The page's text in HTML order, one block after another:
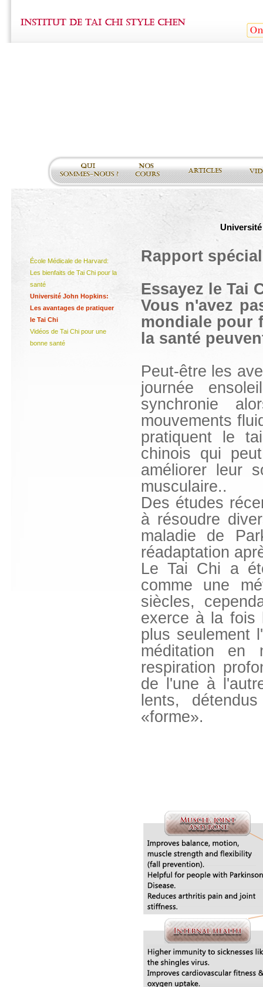
École Médicale de Harvard:
Les bienfaits de Tai Chi pour la
santé
Université John Hopkins:
Les avantages de pratiquer
le Tai Chi
Vidéos de Tai Chi pour une
bonne santé
Rapport
Essayez le Tai
Vous n'avez
mondiale pour
la santé
Peut-être les
journée
synchronie
mouvements
pratiquent le
chinois qui
améliorer leur
musculaire..
Des études
à résoudre
maladie de
réadaptation
Le Tai Chi a
comme une
siècles,
exerce à la fois
plus seulement
méditation en
respiration
de l'une à
lents,
«forme».